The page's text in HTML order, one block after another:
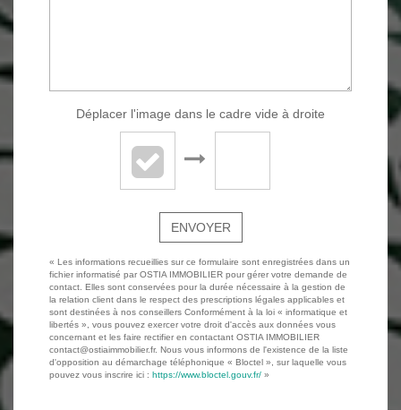
Déplacer l'image dans le cadre vide à droite
ENVOYER
« Les informations recueillies sur ce formulaire sont enregistrées dans un
fichier informatisé par OSTIA IMMOBILIER pour gérer votre demande de
contact. Elles sont conservées pour la durée nécessaire à la gestion de
la relation client dans le respect des prescriptions légales applicables et
sont destinées à nos conseillers Conformément à la loi « informatique et
libertés », vous pouvez exercer votre droit d'accès aux données vous
concernant et les faire rectifier en contactant OSTIA IMMOBILIER
contact@ostiaimmobilier.fr. Nous vous informons de l'existence de la liste
d'opposition au démarchage téléphonique « Bloctel », sur laquelle vous
pouvez vous inscrire ici : https://www.bloctel.gouv.fr/ »